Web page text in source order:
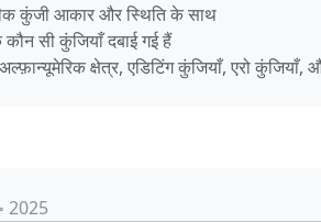
कुंजी आकार और स्थिति के साथ
कौन सी कुंजियाँ दबाई गई हैं
क्षेत्र, एडिटिंग कुंजियाँ, एरो कुंजियाँ,
2025